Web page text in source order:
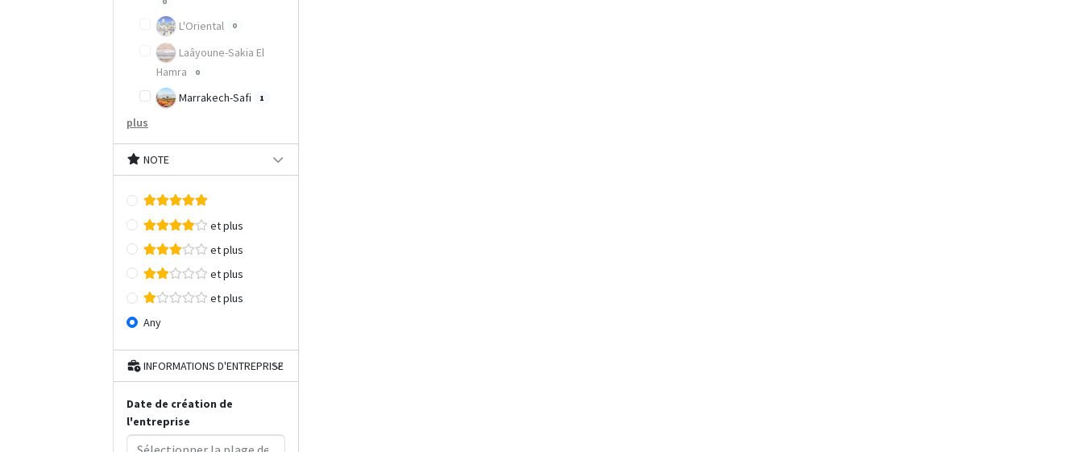
L'Oriental 0
Laâyoune-Sakia El
Hamra
0
Marrakech-Safi 1
plus
NOTE
et plus
et plus
et plus
et plus
Any
INFORMATIONS D'ENTREPRISE
Date de création de
l'entreprise